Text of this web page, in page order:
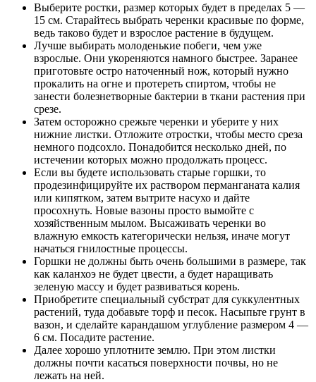
Выберите ростки, размер которых будет в пределах 5 —
15 см. Старайтесь выбрать черенки красивые по форме,
ведь таково будет и взрослое растение в будущем.
Лучше выбирать молоденькие побеги, чем уже
взрослые. Они укореняются намного быстрее. Заранее
приготовьте остро наточенный нож, который нужно
прокалить на огне и протереть спиртом, чтобы не
занести болезнетворные бактерии в ткани растения при
срезе.
Затем осторожно срежьте черенки и уберите у них
нижние листки. Отложите отростки, чтобы место среза
немного подсохло. Понадобится несколько дней, по
истечении которых можно продолжать процесс.
Если вы будете использовать старые горшки, то
продезинфицируйте их раствором перманганата калия
или кипятком, затем вытрите насухо и дайте
просохнуть. Новые вазоны просто вымойте с
хозяйственным мылом. Высаживать черенки во
влажную емкость категорически нельзя, иначе могут
начаться гнилостные процессы.
Горшки не должны быть очень большими в размере, так
как каланхоэ не будет цвести, а будет наращивать
зеленую массу и будет развиваться корень.
Приобретите специальный субстрат для суккулентных
растений, туда добавьте торф и песок. Насыпьте грунт в
вазон, и сделайте карандашом углубление размером 4 —
6 см. Посадите растение.
Далее хорошо уплотните землю. При этом листки
должны почти касаться поверхности почвы, но не
лежать на ней.